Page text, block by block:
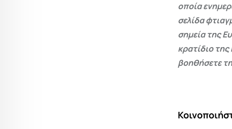
οποία
σελίδα
σημεία της
κρατίδιο
βοηθήσετε